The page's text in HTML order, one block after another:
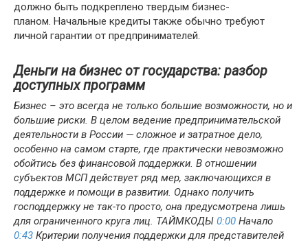
должно быть подкреплено твердым бизнес-
планом. Начальные кредиты также обычно требуют
личной гарантии от предпринимателей.
Деньги на бизнес от государства: разбор
доступных программ
Бизнес – это всегда не только большие возможности, но и
большие риски. В целом ведение предпринимательской
деятельности в России — сложное и затратное дело,
особенно на самом старте, где практически невозможно
обойтись без финансовой поддержки. В отношении
субъектов МСП действует ряд мер, заключающихся в
поддержке и помощи в развитии. Однако получить
господдержку не так-то просто, она предусмотрена лишь
для ограниченного круга лиц. ТАЙМКОДЫ 0:00 Начало
0:43 Критерии получения поддержки для представителей